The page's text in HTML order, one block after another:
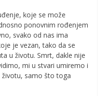
koje se može
ponovnim rođenjem
svako od nas ima
je vezan, tako da se
u životu. Smrt, dakle nije
mi u stvari umiremo i
samo što toga